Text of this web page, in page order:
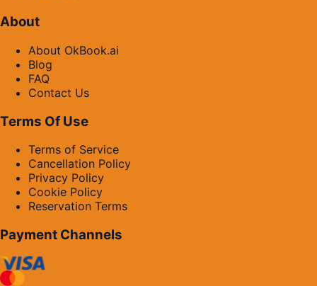
About
About OkBook.ai
Blog
FAQ
Contact Us
Terms Of Use
Terms of Service
Cancellation Policy
Privacy Policy
Cookie Policy
Reservation Terms
Payment Channels